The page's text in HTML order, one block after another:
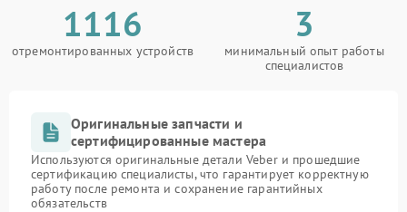
1116
отремонтированных устройств
3
минимальный опыт работы
специалистов
Оригинальные запчасти и
сертифицированные мастера
Используются оригинальные детали Veber и прошедшие
сертификацию специалисты, что гарантирует корректную
работу после ремонта и сохранение гарантийных
обязательств